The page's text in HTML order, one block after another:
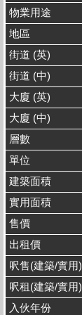
物業用途
地區
街道 (英)
街道 (中)
大廈 (英)
大廈 (中)
層數
單位
建築面積
實用面積
售價
出租價
呎售(建築/實用)
呎租(建築/實用)
入伙年份